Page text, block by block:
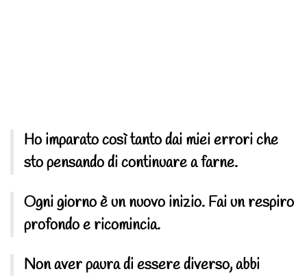
Ho imparato così tanto dai miei errori che
sto pensando di continuare a farne.
Ogni giorno è un nuovo inizio. Fai un respiro
profondo e ricomincia.
Non aver paura di essere diverso, abbi